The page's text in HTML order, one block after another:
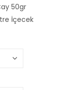
50gr
İçecek